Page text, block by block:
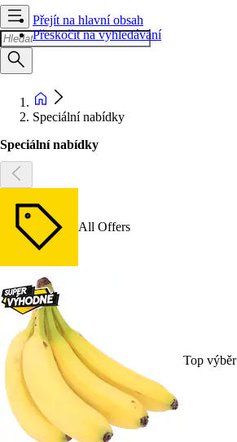
Přejít na hlavní obsah
Přeskočit na vyhledávání
Speciální nabídky
Speciální nabídky
All Offers
Top výběr